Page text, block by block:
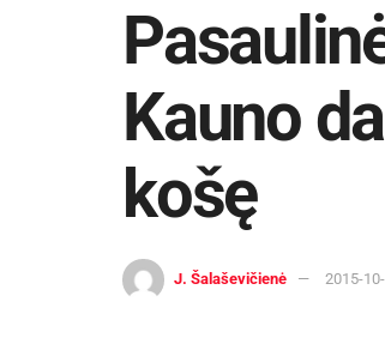
Kauno
košę
J. Šalaševičienė 2015-